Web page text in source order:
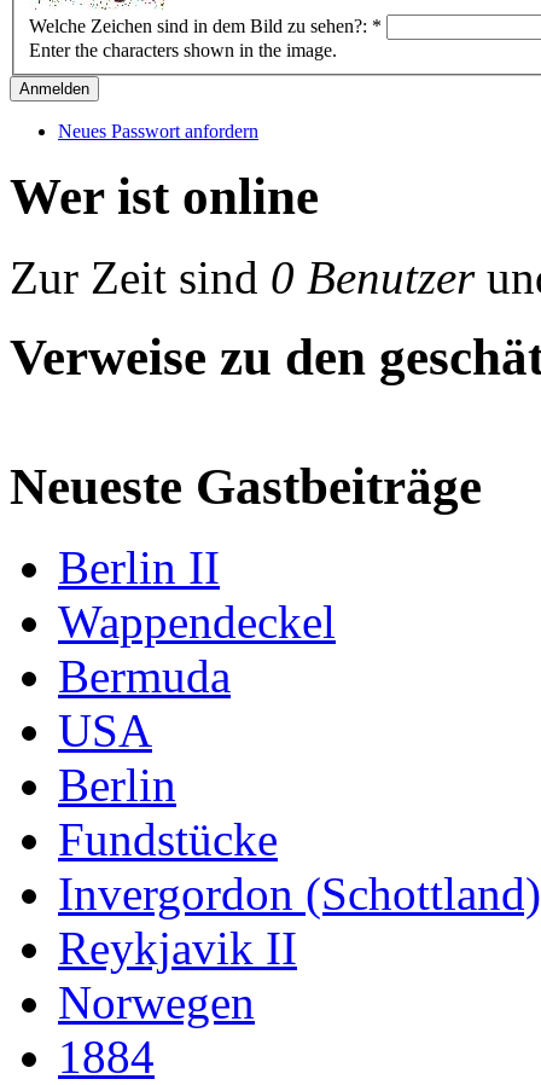
Welche Zeichen sind in dem Bild zu sehen?: *
Enter the characters shown in the image.
Neues Passwort anfordern
Wer ist online
Zur Zeit sind 0 Benutzer
Verweise zu den
Neueste Gastbeiträge
Berlin II
Wappendeckel
Bermuda
USA
Berlin
Fundstücke
Invergordon (Schottland)
Reykjavik II
Norwegen
1884